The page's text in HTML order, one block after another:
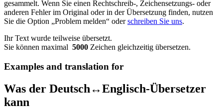
gesammelt. Wenn Sie einen Rechtschreib-, Zeichensetzungs- oder
anderen Fehler im Original oder in der Übersetzung finden, nutzen
Sie die Option „Problem melden“ oderschreiben Sie uns.
Ihr Text wurde teilweise übersetzt.
Sie können maximal 5000 Zeichen gleichzeitig übersetzen.
Examples and translation for
Was der Deutsch↔Englisch-Übersetzer
kann